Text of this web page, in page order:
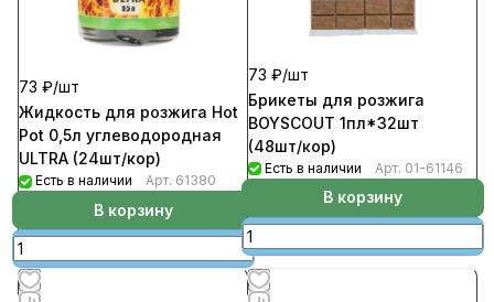
73 ₽/шт
Жидкость для розжига Hot
Pot 0,5л углеводородная
ULTRA (24шт/кор)
Есть в наличии Арт. 61380
В корзину
73 ₽/шт
Брикеты для розжига
BOYSCOUT 1пл*32шт
(48шт/кор)
Есть в наличии Арт. 01-61146
В корзину